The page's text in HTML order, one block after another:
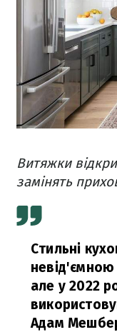
Витяжки
замінять
Стильні
але у 2022
Адам